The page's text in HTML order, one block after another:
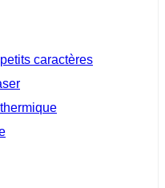
caractères